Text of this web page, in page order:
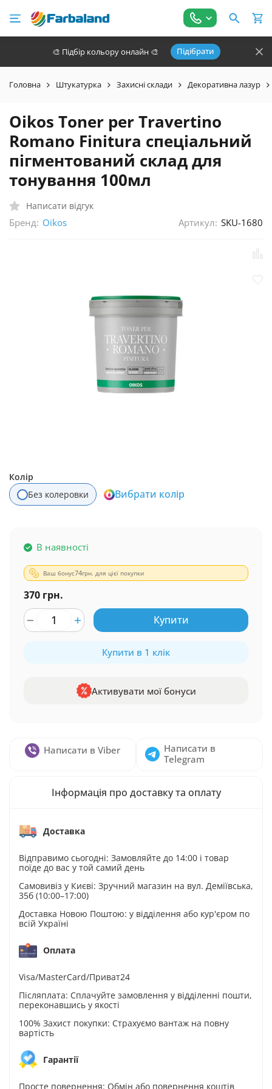
🎨 Підбір кольору онлайн 🎨 Підібрати
Головна Штукатурка Захисні склади Декоративна лазур
Oikos Toner per Travertino
Romano Finitura спеціальний
пігментований склад для
тонування 100мл
Написати відгук
Бренд: Oikos Артикул: SKU-1680
Колір
Без колеровки
Вибрати колір
В наявності
Ваш бонус74грн. для цієї покупки
370 грн.
Купити
Купити в 1 клік
Активувати мої бонуси
Написати в Viber
Написати в
Telegram
Інформація про доставку та оплату
Доставка
Відправимо сьогодні: Замовляйте до 14:00 і товар
поїде до вас у той самий день
Самовивіз у Києві: Зручний магазин на вул. Деміївська,
35б (10:00–17:00)
Доставка Новою Поштою: у відділення або кур'єром по
всій Україні
Оплата
Visa/MasterCard/Приват24
Післяплата: Сплачуйте замовлення у відділенні пошти,
переконавшись у якості
100% Захист покупки: Страхуємо вантаж на повну
вартість
Гарантії
Просте повернення: Обмін або повернення коштів